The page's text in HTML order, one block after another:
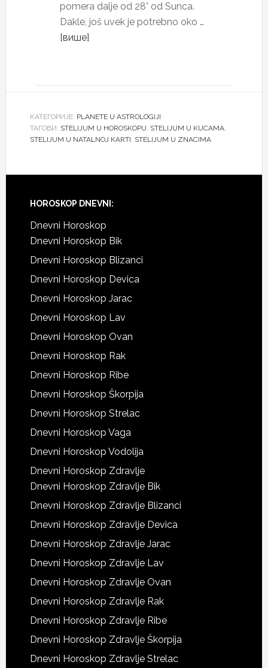
pomera dalje od 28° od Sunca.
Dakle, još uvek je potrebno oko …
[више]
КАТЕГОРИЈЕ: PLANETE U ASTROLOGIJI
ТАГОВИ: STELIJUM U HOROSKOPU, STELIJUM U KUCAMA,
STELIJUM U NATALNOJ KARTI, STELIJUM U ZNACIMA
HOROSKOP DNEVNI:
Dnevni Horoskop
Dnevni Horoskop Bik
Dnevni Horoskop Blizanci
Dnevni Horoskop Devica
Dnevni Horoskop Jarac
Dnevni Horoskop Lav
Dnevni Horoskop Ovan
Dnevni Horoskop Rak
Dnevni Horoskop Ribe
Dnevni Horoskop Škorpija
Dnevni Horoskop Strelac
Dnevni Horoskop Vaga
Dnevni Horoskop Vodolija
Dnevni Horoskop Zdravlje
Dnevni Horoskop Zdravlje Bik
Dnevni Horoskop Zdravlje Blizanci
Dnevni Horoskop Zdravlje Devica
Dnevni Horoskop Zdravlje Jarac
Dnevni Horoskop Zdravlje Lav
Dnevni Horoskop Zdravlje Ovan
Dnevni Horoskop Zdravlje Rak
Dnevni Horoskop Zdravlje Ribe
Dnevni Horoskop Zdravlje Škorpija
Dnevni Horoskop Zdravlje Strelac